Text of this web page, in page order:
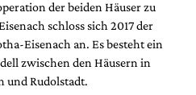
der beiden Häuser zu
schloss sich 2017 der
Eisenach an. Es besteht ein
zwischen den Häusern in
und Rudolstadt.